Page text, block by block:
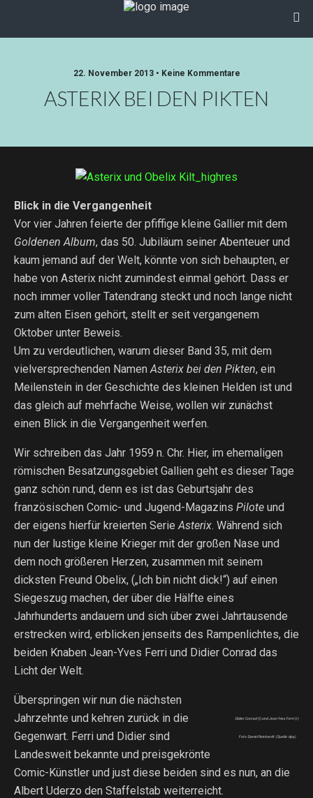
22. November 2013 • Keine Kommentare
ASTERIX BEI DEN PIKTEN
Blick in die Vergangenheit
Vor vier Jahren feierte der pfiffige kleine Gallier mit dem
Goldenen Album, das 50. Jubiläum seiner Abenteuer und
kaum jemand auf der Welt, könnte von sich behaupten, er
habe von Asterix nicht zumindest einmal gehört. Dass er
noch immer voller Tatendrang steckt und noch lange nicht
zum alten Eisen gehört, stellt er seit vergangenem
Oktober unter Beweis.
Um zu verdeutlichen, warum dieser Band 35, mit dem
vielversprechenden NamenAsterix bei den Pikten, ein
Meilenstein in der Geschichte des kleinen Helden ist und
das gleich auf mehrfache Weise, wollen wir zunächst
einen Blick in die Vergangenheit werfen.
Wir schreiben das Jahr 1959 n. Chr. Hier, im ehemaligen
römischen Besatzungsgebiet Gallien geht es dieser Tage
ganz schön rund, denn es ist das Geburtsjahr des
französischen Comic- und Jugend-Magazins Pilote und
der eigens hierfür kreierten SerieAsterix. Während sich
nun der lustige kleine Krieger mit der großen Nase und
dem noch größeren Herzen, zusammen mit seinem
dicksten Freund Obelix, („Ich bin nicht dick!“) auf einen
Siegeszug machen, der über die Hälfte eines
Jahrhunderts andauern und sich über zwei Jahrtausende
erstrecken wird, erblicken jenseits des Rampenlichtes, die
beiden Knaben Jean-Yves Ferri und Didier Conrad das
Licht der Welt.
Didier Conrad (l) und Jean-Yves Ferri (r)
Foto: Daniel Reinhardt. (Quelle: dpa)
Überspringen wir nun die nächsten
Jahrzehnte und kehren zurück in die
Gegenwart. Ferri und Didier sind
Landesweit bekannte und preisgekrönte
Comic-Künstler und just diese beiden sind es nun, an die
Albert Uderzo den Staffelstab weiterreicht.